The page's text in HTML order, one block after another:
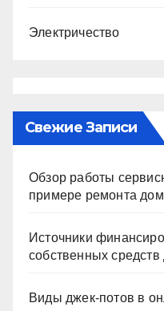
Электричество
Свежие Записи
Обзор работы
примере ремонта
Источники
собственных
Виды джек-потов в